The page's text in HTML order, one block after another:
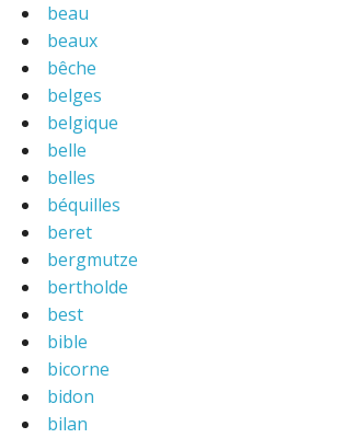
beau
beaux
bêche
belges
belgique
belle
belles
béquilles
beret
bergmutze
bertholde
best
bible
bicorne
bidon
bilan